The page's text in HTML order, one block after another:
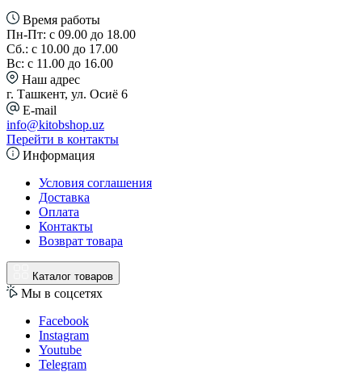
Время работы
Пн-Пт: с 09.00 до 18.00
Сб.: с 10.00 до 17.00
Вс: с 11.00 до 16.00
Наш адрес
г. Ташкент, ул. Осиё 6
E-mail
info@kitobshop.uz
Перейти в контакты
Информация
Условия соглашения
Доставка
Оплата
Контакты
Возврат товара
Каталог товаров
Мы в соцсетях
Facebook
Instagram
Youtube
Telegram